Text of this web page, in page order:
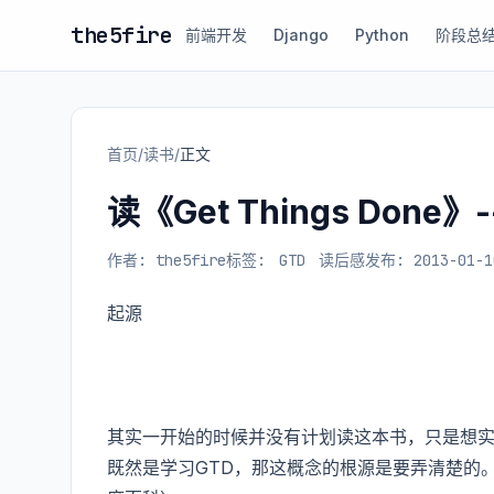
the5fire 前端开发 Django Python 阶段总
首页/读书/正文
读《Get Things Done》
作者: the5fire标签: GTD 读后感发布: 2013-01-
起源
其实一开始的时候并没有计划读这本书，只是想
既然是学习GTD，那这概念的根源是要弄清楚的